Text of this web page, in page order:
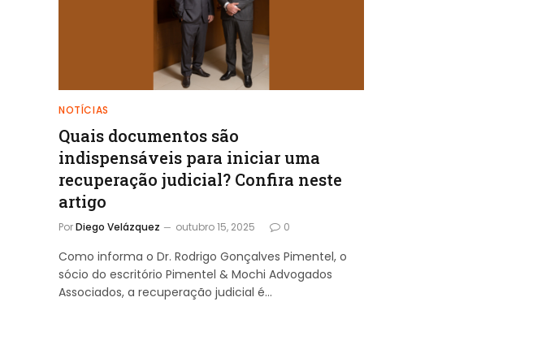
NOTÍCIAS
Quais documentos são
indispensáveis para iniciar uma
recuperação judicial? Confira neste
artigo
PorDiego Velázquez outubro 15, 2025 0
Como informa o Dr. Rodrigo Gonçalves Pimentel, o
sócio do escritório Pimentel & Mochi Advogados
Associados, a recuperação judicial é…